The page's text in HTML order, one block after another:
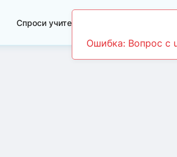
Спроси учителя